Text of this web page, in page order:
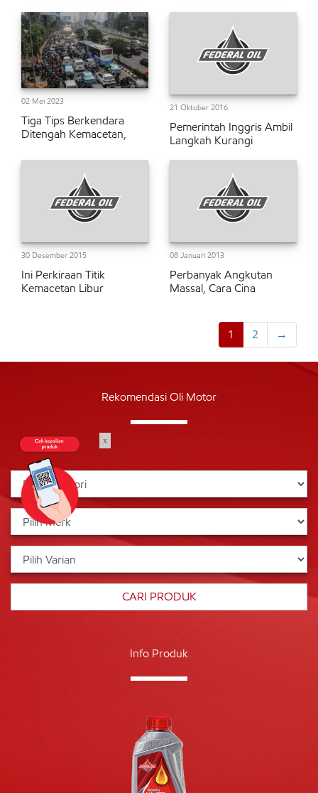
02 Mei 2023
Tiga Tips Berkendara
Ditengah Kemacetan,
21 Oktober 2016
Pemerintah Inggris Ambil
Langkah Kurangi
30 Desember 2015
Ini Perkiraan Titik
Kemacetan Libur
08 Januari 2013
Perbanyak Angkutan
Massal, Cara Cina
1 2 →
Rekomendasi Oli Motor
Info Produk
x